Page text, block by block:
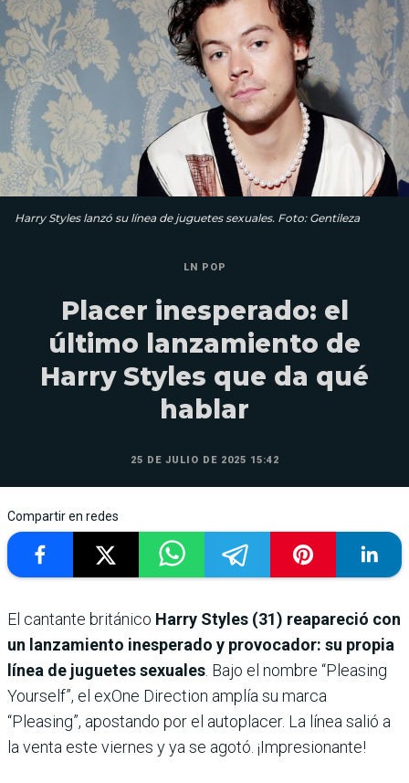
Harry Styles lanzó su línea de juguetes sexuales. Foto: Gentileza
LN POP
Placer inesperado: el
último lanzamiento de
Harry Styles que da qué
hablar
25 DE JULIO DE 2025 15:42
Compartir en redes
El cantante británico Harry Styles (31) reapareció con
un lanzamiento inesperado y provocador: su propia
línea de juguetes sexuales . Bajo el nombre “Pleasing
Yourself”, el exOne Direction amplía su marca
“Pleasing”, apostando por el autoplacer. La línea salió a
la venta este viernes y ya se agotó. ¡Impresionante!